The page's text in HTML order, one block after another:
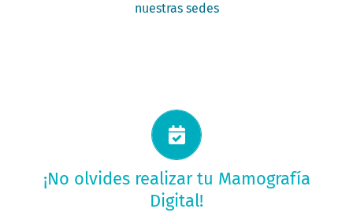
nuestras sedes
¡No olvides realizar tu Mamografía
Digital!
Solicitá tu turno ahora
PEDÍ TU TURNO